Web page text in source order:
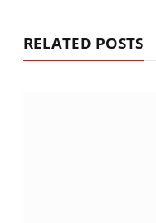
RELATED POSTS